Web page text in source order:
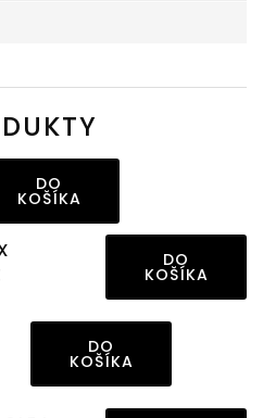
DO
KOŠÍKA
DO
KOŠÍKA
DO
KOŠÍKA